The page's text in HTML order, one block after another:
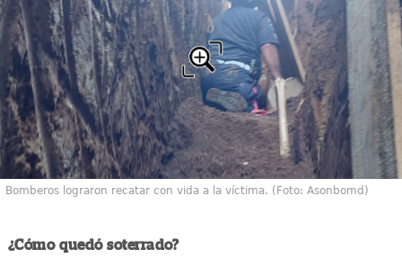
Bomberos lograron recatar con vida a la víctima. (Foto: Asonbomd)
¿Cómo quedó soterrado?